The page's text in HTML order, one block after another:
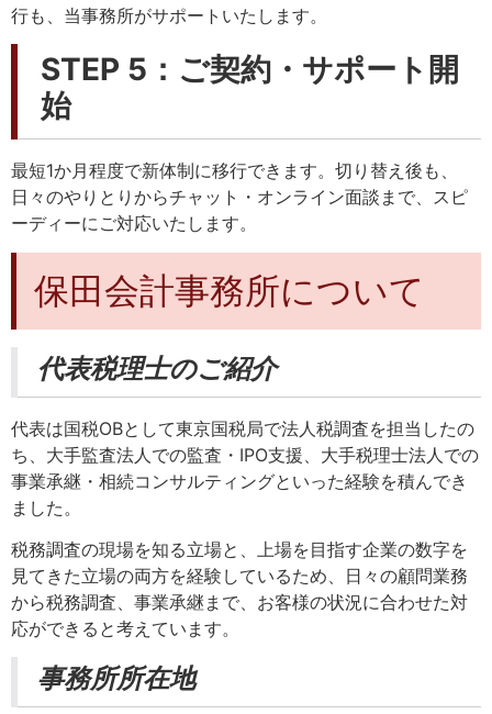
行も、当事務所がサポートいたします。
STEP 5：ご契約・サポート開
始
最短1か月程度で新体制に移行できます。切り替え後も、
日々のやりとりからチャット・オンライン面談まで、スピ
ーディーにご対応いたします。
保田会計事務所について
代表税理士のご紹介
代表は国税OBとして東京国税局で法人税調査を担当したの
ち、大手監査法人での監査・IPO支援、大手税理士法人での
事業承継・相続コンサルティングといった経験を積んでき
ました。
税務調査の現場を知る立場と、上場を目指す企業の数字を
見てきた立場の両方を経験しているため、日々の顧問業務
から税務調査、事業承継まで、お客様の状況に合わせた対
応ができると考えています。
事務所所在地